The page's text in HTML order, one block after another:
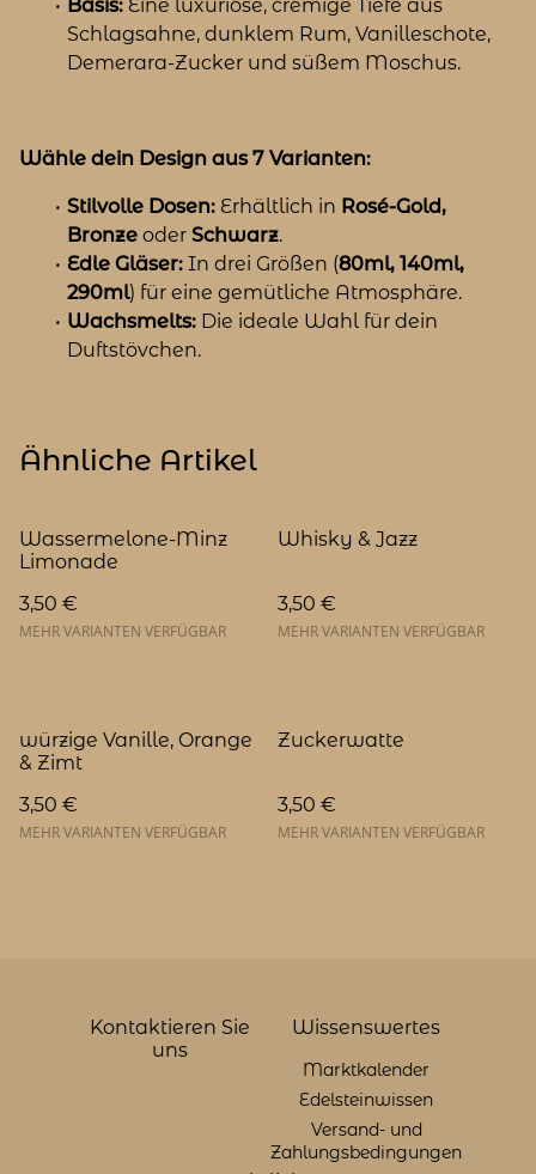
Basis: Eine luxuriöse, cremige Tiefe aus
Schlagsahne, dunklem Rum, Vanilleschote,
Demerara-Zucker und süßem Moschus.
Wähle dein Design aus 7 Varianten:
Stilvolle Dosen: Erhältlich in Rosé-Gold,
Bronze oder Schwarz.
Edle Gläser: In drei Größen (80ml, 140ml,
290ml) für eine gemütliche Atmosphäre.
Wachsmelts: Die ideale Wahl für dein
Duftstövchen.
Ähnliche Artikel
Wassermelone-Minz
Limonade
3,50 €
MEHR VARIANTEN VERFÜGBAR
Whisky & Jazz
3,50 €
MEHR VARIANTEN VERFÜGBAR
würzige Vanille, Orange
& Zimt
3,50 €
MEHR VARIANTEN VERFÜGBAR
Zuckerwatte
3,50 €
MEHR VARIANTEN VERFÜGBAR
Kontaktieren Sie
uns
Wissenswertes
Marktkalender
Edelsteinwissen
Versand- und
Zahlungsbedingungen